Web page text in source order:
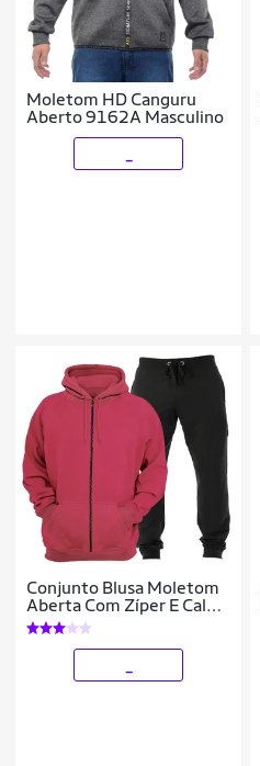
Moletom HD Canguru
Aberto 9162A Masculino
Conjunto Blusa Moletom
Aberta Com Zíper E Calça
Moletom Plus Size